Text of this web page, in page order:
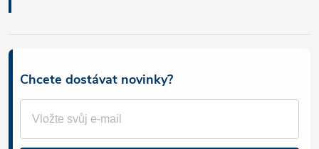
Chcete dostávat novinky?